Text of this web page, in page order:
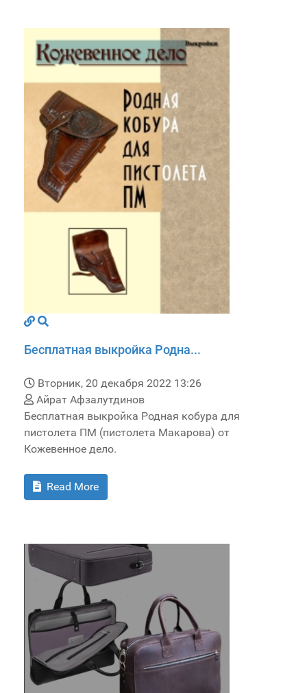
Бесплатная выкройка Родна...
Вторник, 20 декабря 2022 13:26
Айрат Афзалутдинов
Бесплатная выкройка Родная кобура для
пистолета ПМ (пистолета Макарова) от
Кожевенное дело.
Read More